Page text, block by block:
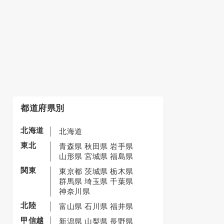
都道府県別
北海道
北海道
東北
青森県 秋田県 岩手県
山形県 宮城県 福島県
関東
東京都 茨城県 栃木県
群馬県 埼玉県 千葉県
神奈川県
北陸
富山県 石川県 福井県
甲信越
新潟県 山梨県 長野県